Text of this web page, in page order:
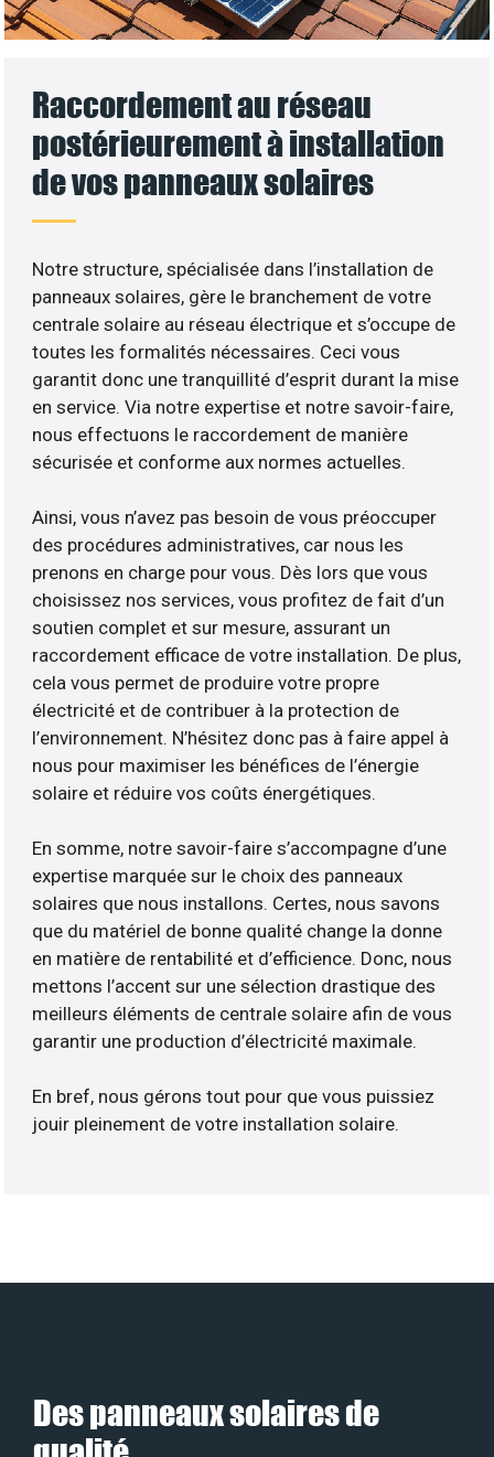
Raccordement au réseau
postérieurement à installation
de vos panneaux solaires
Notre structure, spécialisée dans l’installation de
panneaux solaires, gère le branchement de votre
centrale solaire au réseau électrique et s’occupe de
toutes les formalités nécessaires. Ceci vous
garantit donc une tranquillité d’esprit durant la mise
en service. Via notre expertise et notre savoir-faire,
nous effectuons le raccordement de manière
sécurisée et conforme aux normes actuelles.
Ainsi, vous n’avez pas besoin de vous préoccuper
des procédures administratives, car nous les
prenons en charge pour vous. Dès lors que vous
choisissez nos services, vous profitez de fait d’un
soutien complet et sur mesure, assurant un
raccordement efficace de votre installation. De plus,
cela vous permet de produire votre propre
électricité et de contribuer à la protection de
l’environnement. N’hésitez donc pas à faire appel à
nous pour maximiser les bénéfices de l’énergie
solaire et réduire vos coûts énergétiques.
En somme, notre savoir-faire s’accompagne d’une
expertise marquée sur le choix des panneaux
solaires que nous installons. Certes, nous savons
que du matériel de bonne qualité change la donne
en matière de rentabilité et d’efficience. Donc, nous
mettons l’accent sur une sélection drastique des
meilleurs éléments de centrale solaire afin de vous
garantir une production d’électricité maximale.
En bref, nous gérons tout pour que vous puissiez
jouir pleinement de votre installation solaire.
Des panneaux solaires de